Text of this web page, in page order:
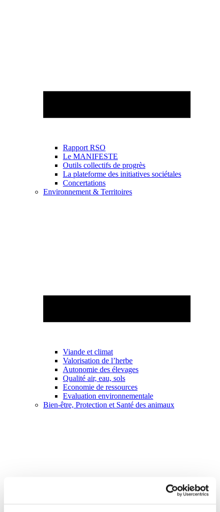
Rapport RSO
Le MANIFESTE
Outils collectifs de progrès
La plateforme des initiatives sociétales
Concertations
Environnement & Territoires
Viande et climat
Valorisation de l’herbe
Autonomie des élevages
Qualité air, eau, sols
Economie de ressources
Evaluation environnementale
Bien-être, Protection et Santé des animaux